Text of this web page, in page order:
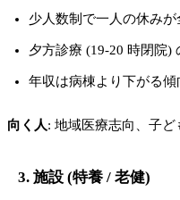
少人数制で一人の休み
夕方診療 (19-20 時閉院)
年収は病棟より下がる傾
向く人: 地域医療志向、子ど
3. 施設 (特養 / 老健)